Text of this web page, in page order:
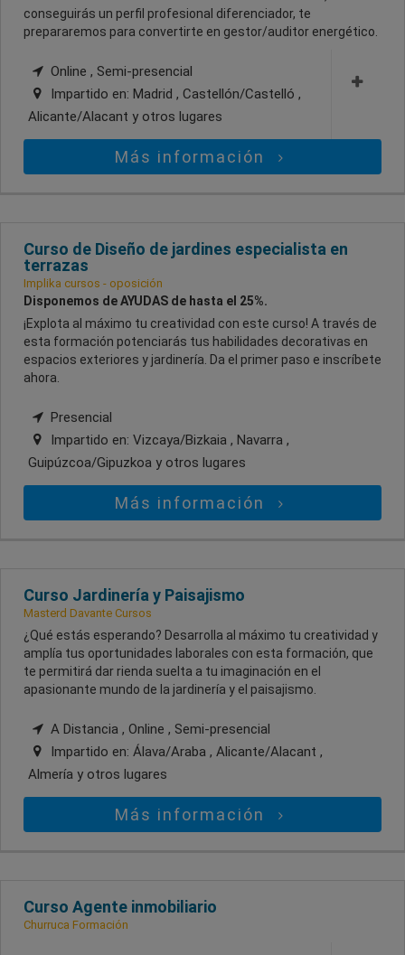
conseguirás un perfil profesional diferenciador, te
prepararemos para convertirte en gestor/auditor energético.
Online , Semi-presencial
Impartido en: Madrid , Castellón/Castelló ,
Alicante/Alacant y otros lugares
Más información
Curso de Diseño de jardines especialista en
terrazas
Implika cursos - oposición
Disponemos de AYUDAS de hasta el 25%.
¡Explota al máximo tu creatividad con este curso! A través de
esta formación potenciarás tus habilidades decorativas en
espacios exteriores y jardinería. Da el primer paso e inscríbete
ahora.
Presencial
Impartido en: Vizcaya/Bizkaia , Navarra ,
Guipúzcoa/Gipuzkoa y otros lugares
Más información
Curso Jardinería y Paisajismo
Masterd Davante Cursos
¿Qué estás esperando? Desarrolla al máximo tu creatividad y
amplía tus oportunidades laborales con esta formación, que
te permitirá dar rienda suelta a tu imaginación en el
apasionante mundo de la jardinería y el paisajismo.
A Distancia , Online , Semi-presencial
Impartido en: Álava/Araba , Alicante/Alacant ,
Almería y otros lugares
Más información
Curso Agente inmobiliario
Churruca Formación